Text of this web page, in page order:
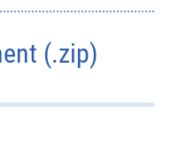
(.zip)